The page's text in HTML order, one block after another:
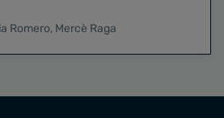
Romero, Mercè Raga